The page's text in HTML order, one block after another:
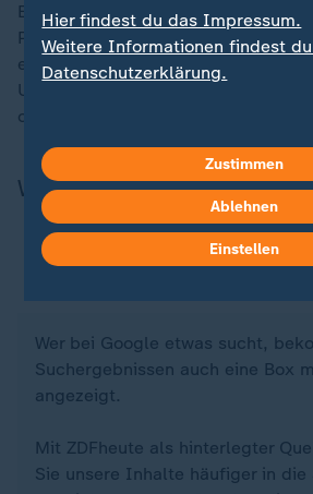
Einige hatten Farage als möglichen
Premierminister gehandelt. Die
einwanderungsfeindliche Partei
Umfragen vor der regierenden
oppositionellen Konservativen.
Wichtiger Hinweis in
Unser Nachrichtenangebot - jetzt
Wer bei Google etwas sucht,
Suchergebnissen auch eine Box
angezeigt.
Mit ZDFheute als hinterlegter
Sie unsere Inhalte häufiger in die
Hier findest du das Impressum.
Weitere Informationen findest
Datenschutzerklärung.
Zustimmen
Ablehnen
Einstellen